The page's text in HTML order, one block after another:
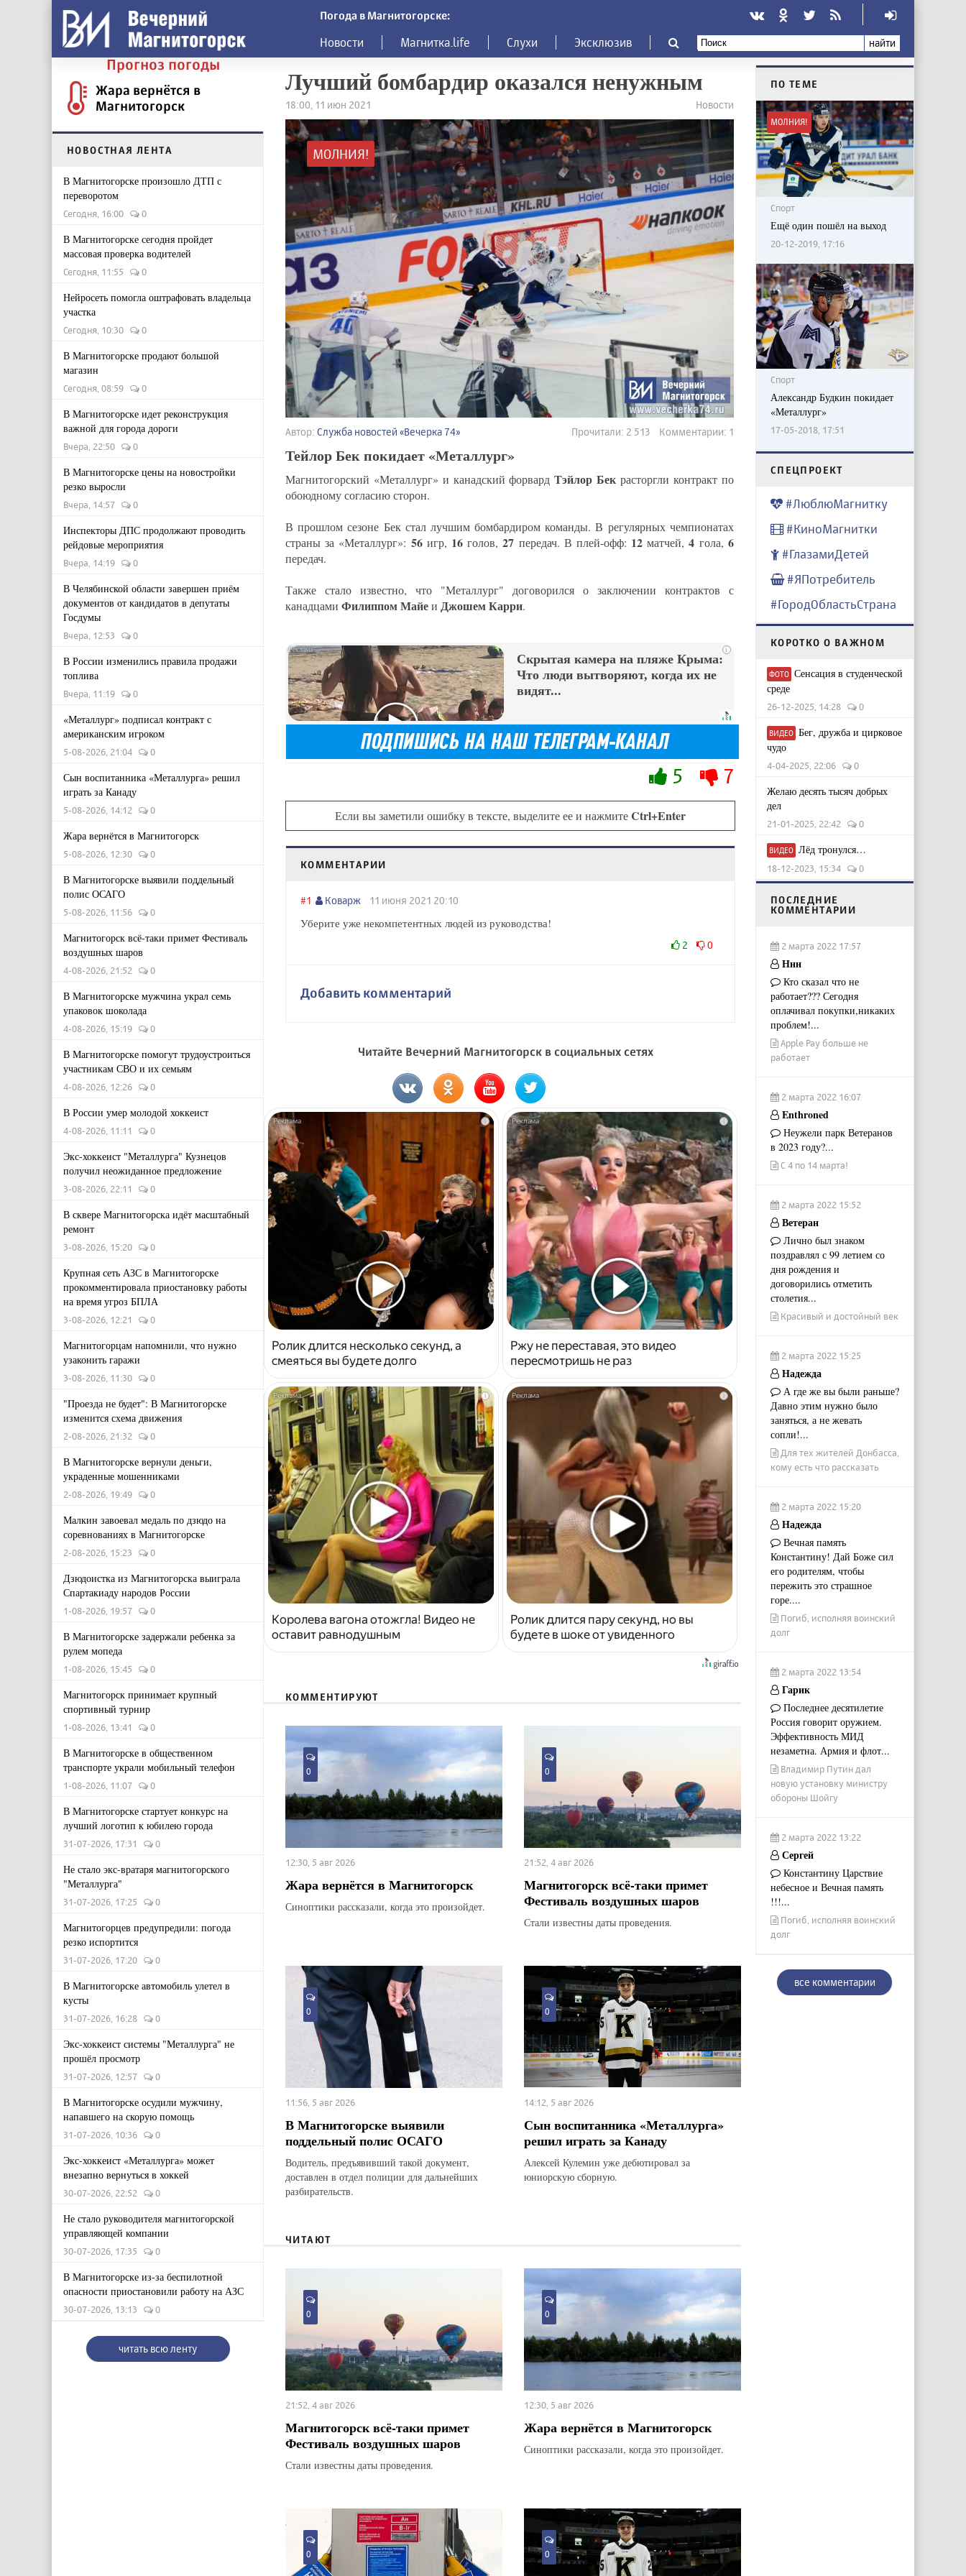
Погода в Магнитогорске:
Новости Магнитка.life Слухи Эксклюзив найти
Прогноз погоды
Жара вернётся в
Магнитогорск
НОВОСТНАЯ ЛЕНТА
В Магнитогорске произошло ДТП с
переворотом
Сегодня, 16:00 0
В Магнитогорске сегодня пройдет
массовая проверка водителей
Сегодня, 11:55 0
Нейросеть помогла оштрафовать владельца
участка
Сегодня, 10:30 0
В Магнитогорске продают большой
магазин
Сегодня, 08:59 0
В Магнитогорске идет реконструкция
важной для города дороги
Вчера, 22:50 0
В Магнитогорске цены на новостройки
резко выросли
Вчера, 14:57 0
Инспекторы ДПС продолжают проводить
рейдовые мероприятия
Вчера, 14:19 0
В Челябинской области завершен приём
документов от кандидатов в депутаты
Госдумы
Вчера, 12:53 0
В России изменились правила продажи
топлива
Вчера, 11:19 0
«Металлург» подписал контракт с
американским игроком
5-08-2026, 21:04 0
Сын воспитанника «Металлурга» решил
играть за Канаду
5-08-2026, 14:12 0
Жара вернётся в Магнитогорск
5-08-2026, 12:30 0
В Магнитогорске выявили поддельный
полис ОСАГО
5-08-2026, 11:56 0
Магнитогорск всё-таки примет Фестиваль
воздушных шаров
4-08-2026, 21:52 0
В Магнитогорске мужчина украл семь
упаковок шоколада
4-08-2026, 15:19 0
В Магнитогорске помогут трудоустроиться
участникам СВО и их семьям
4-08-2026, 12:26 0
В России умер молодой хоккеист
4-08-2026, 11:11 0
Экс-хоккеист "Металлурга" Кузнецов
получил неожиданное предложение
3-08-2026, 22:11 0
В сквере Магнитогорска идёт масштабный
ремонт
3-08-2026, 15:20 0
Крупная сеть АЗС в Магнитогорске
прокомментировала приостановку работы
на время угроз БПЛА
3-08-2026, 12:21 0
Магнитогорцам напомнили, что нужно
узаконить гаражи
3-08-2026, 11:30 0
"Проезда не будет": В Магнитогорске
изменится схема движения
2-08-2026, 21:32 0
В Магнитогорске вернули деньги,
украденные мошенниками
2-08-2026, 19:49 0
Малкин завоевал медаль по дзюдо на
соревнованиях в Магнитогорске
2-08-2026, 15:23 0
Дзюдоистка из Магнитогорска выиграла
Спартакиаду народов России
1-08-2026, 19:57 0
В Магнитогорске задержали ребенка за
рулем мопеда
1-08-2026, 15:45 0
Магнитогорск принимает крупный
спортивный турнир
1-08-2026, 13:41 0
В Магнитогорске в общественном
транспорте украли мобильный телефон
1-08-2026, 11:07 0
В Магнитогорске стартует конкурс на
лучший логотип к юбилею города
31-07-2026, 17:31 0
Не стало экс-вратаря магнитогорского
"Металлурга"
31-07-2026, 17:25 0
Магнитогорцев предупредили: погода
резко испортится
31-07-2026, 17:20 0
В Магнитогорске автомобиль улетел в
кусты
31-07-2026, 16:28 0
Экс-хоккеист системы "Металлурга" не
прошёл просмотр
31-07-2026, 12:57 0
В Магнитогорске осудили мужчину,
напавшего на скорую помощь
31-07-2026, 10:36 0
Экс-хоккеист «Металлурга» может
внезапно вернуться в хоккей
30-07-2026, 22:52 0
Не стало руководителя магнитогорской
управляющей компании
30-07-2026, 17:35 0
В Магнитогорске из-за беспилотной
опасности приостановили работу на АЗС
30-07-2026, 13:13 0
читать всю ленту
Лучший бомбардир оказался ненужным
18:00, 11 июн 2021 Новости
МОЛНИЯ!
Автор: Служба новостей «Вечерка 74» Прочитали: 2 513 Комментарии: 1
Тейлор Бек покидает «Металлург»
Магнитогорский «Металлург» и канадский форвардТэйлор Бек расторгли контракт по
обоюдному согласию сторон.
В прошлом сезоне Бек стал лучшим бомбардиром команды. В регулярных чемпионатах
страны за «Металлург»: 56 игр, 16голов,27 передач. В плей-офф: 12матчей,4 гола, 6
передач.
Также стало известно, что "Металлург" договорился о заключении контрактов с
канадцами Филиппом Майеи Джошем Карри.
i
Скрытая камера на пляже Крыма:
Что люди вытворяют, когда их не
видят...
5 7
Если вы заметили ошибку в тексте, выделите ее и нажмитеCtrl+Enter
КОММЕНТАРИИ
#1 Коварж 11 июня 2021 20:10
Уберите уже некомпетентных людей из руководства!
2 0
Добавить комментарий
Читайте Вечерний Магнитогорск в социальных сетях
i
Ролик длится несколько секунд, а
смеяться вы будете долго
i
Ржу не переставая, это видео
пересмотришь не раз
i
Королева вагона отожгла! Видео не
оставит равнодушным
i
Ролик длится пару секунд, но вы
будете в шоке от увиденного
КОММЕНТИРУЮТ
0
12:30, 5 авг 2026
Жара вернётся в Магнитогорск
Синоптики рассказали, когда это произойдет.
0
21:52, 4 авг 2026
Магнитогорск всё-таки примет
Фестиваль воздушных шаров
Стали известны даты проведения.
0
11:56, 5 авг 2026
В Магнитогорске выявили
поддельный полис ОСАГО
Водитель, предъявивший такой документ,
доставлен в отдел полиции для дальнейших
разбирательств.
0
14:12, 5 авг 2026
Сын воспитанника «Металлурга»
решил играть за Канаду
Алексей Кулемин уже дебютировал за
юниорскую сборную.
ЧИТАЮТ
0
21:52, 4 авг 2026
Магнитогорск всё-таки примет
Фестиваль воздушных шаров
Стали известны даты проведения.
0
12:30, 5 авг 2026
Жара вернётся в Магнитогорск
Синоптики рассказали, когда это произойдет.
0 0
ПО ТЕМЕ
МОЛНИЯ!
Спорт
Ещё один пошёл на выход
20-12-2019, 17:16
Спорт
Александр Будкин покидает
«Металлург»
17-05-2018, 17:51
CПЕЦПРОЕКТ
#ЛюблюМагнитку
#КиноМагнитки
#ГлазамиДетей
#ЯПотребитель
#ГородОбластьСтрана
КОРОТКО О ВАЖНОМ
ФОТО Сенсация в студенческой
среде
26-12-2025, 14:28 0
ВИДЕО Бег, дружба и цирковое
чудо
4-04-2025, 22:06 0
Желаю десять тысяч добрых
дел
21-01-2025, 22:42 0
ВИДЕО Лёд тронулся…
18-12-2023, 15:34 0
ПОСЛЕДНИЕ
КОММЕНТАРИИ
2 марта 2022 17:57
Ннн
Кто сказал что не
работает??? Сегодня
оплачивал покупки,никаких
проблем!...
Apple Pay больше не
работает
2 марта 2022 16:07
Enthroned
Неужели парк Ветеранов
в 2023 году?...
С 4 по 14 марта!
2 марта 2022 15:52
Ветеран
Лично был знаком
поздравлял с 99 летием со
дня рождения и
договорились отметить
столетия...
Красивый и достойный век
2 марта 2022 15:25
Надежда
А где же вы были раньше?
Давно этим нужно было
заняться, а не жевать
сопли!...
Для тех жителей Донбасса,
кому есть что рассказать
2 марта 2022 15:20
Надежда
Вечная память
Константину! Дай Боже сил
его родителям, чтобы
пережить это страшное
горе....
Погиб, исполняя воинский
долг
2 марта 2022 13:54
Гарик
Последнее десятилетие
Россия говорит оружием.
Эффективность МИД
незаметна. Армия и флот...
Владимир Путин дал
новую установку министру
обороны Шойгу
2 марта 2022 13:22
Сергей
Константину Царствие
небесное и Вечная память
!!!...
Погиб, исполняя воинский
долг
все комментарии